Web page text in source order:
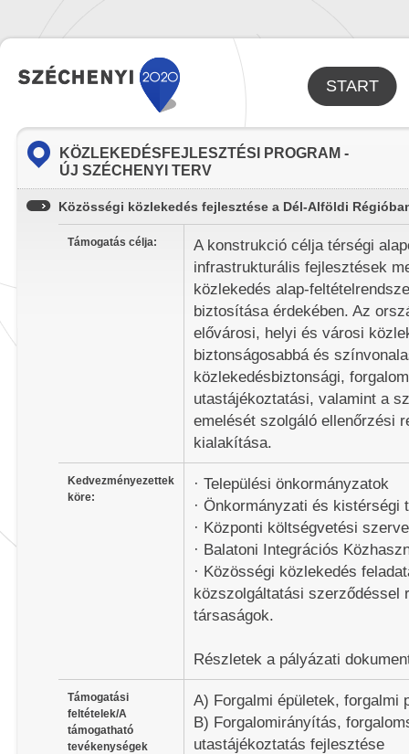
START
KÖZLEKEDÉSFEJLESZTÉSI PROGRAM -
ÚJ SZÉCHENYI TERV
Közösségi közlekedés fejlesztése a Dél-Alföldi
Támogatás célja:
A konstrukció célja térségi
infrastrukturális fejlesztések
közlekedés alap-
biztosítása érdekében. Az
elővárosi, helyi és városi
biztonságosabbá és
közlekedésbiztonsági,
utastájékoztatási, valamint a
emelését szolgáló ellenőrzési
kialakítása.
Kedvezményezettek
köre:
· Települési önkormányzatok
· Önkormányzati és kistérségi
· Központi költségvetési
· Balatoni Integrációs
· Közösségi közlekedés
közszolgáltatási szerződéssel
társaságok.
Részletek a pályázati
Támogatási
feltételek/A
támogatható
tevékenységek
A) Forgalmi épületek, forgalmi
B) Forgalomirányítás,
utastájékoztatás fejlesztése